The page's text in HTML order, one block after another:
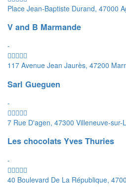
Place Jean-Baptiste Durand, 47000
V and B Marmande
-
117 Avenue Jean Jaurès, 47200
Sarl Gueguen
-
7 Rue D'agen, 47300 Villeneuve-sur-
Les chocolats Yves Thuries
-
40 Boulevard De La République,